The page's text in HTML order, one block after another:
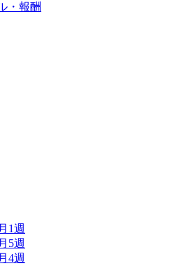
・報酬
1週
5週
4週